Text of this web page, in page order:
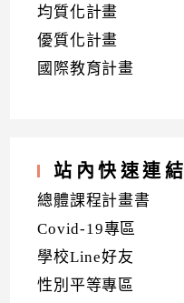
均質化計畫
優質化計畫
國際教育計畫
站內快速連結
總體課程計畫書
Covid-19專區
學校Line好友
性別平等專區